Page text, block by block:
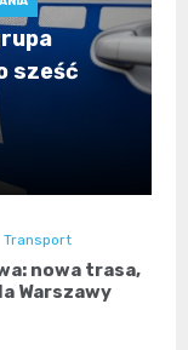
sześć
Transport
nowa trasa,
Warszawy